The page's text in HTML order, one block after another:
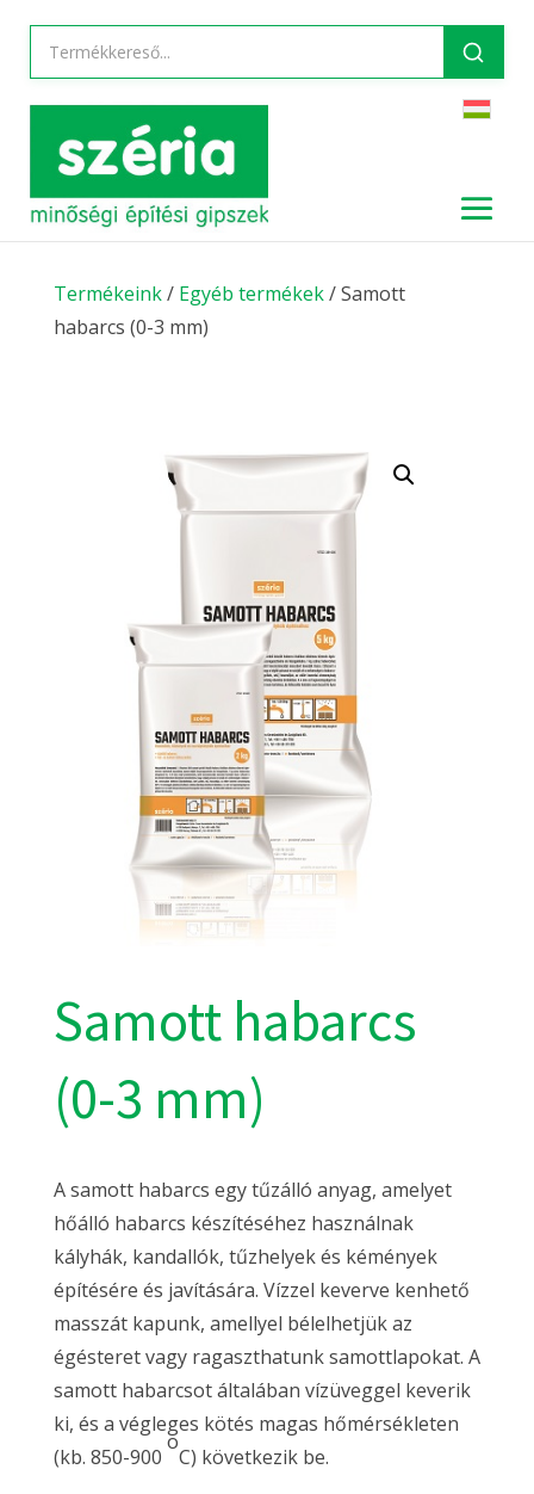
Termékeink/ Egyéb termékek/ Samott
habarcs (0-3 mm)
Samott habarcs
(0-3 mm)
A samott habarcs egy tűzálló anyag, amelyet
hőálló habarcs készítéséhez használnak
kályhák, kandallók, tűzhelyek és kémények
építésére és javítására. Vízzel keverve kenhető
masszát kapunk, amellyel bélelhetjük az
égésteret vagy ragaszthatunk samottlapokat. A
samott habarcsot általában vízüveggel keverik
ki, és a végleges kötés magas hőmérsékleten
(kb. 850-900
o
C) következik be.